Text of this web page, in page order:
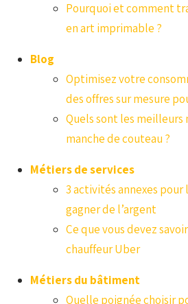
Pourquoi et comment
en art imprimable ?
Blog
Optimisez votre
des offres sur mesure
Quels sont les meilleurs
manche de couteau ?
Métiers de services
3 activités annexes pour
gagner de l’argent
Ce que vous devez
chauffeur Uber
Métiers du bâtiment
Quelle poignée choisir